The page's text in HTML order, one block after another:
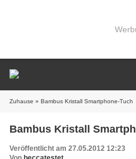
Zuhause » Bambus Kristall Smartphone-Tuch
Bambus Kristall
Veröffentlicht am 27.05.2012 12:23